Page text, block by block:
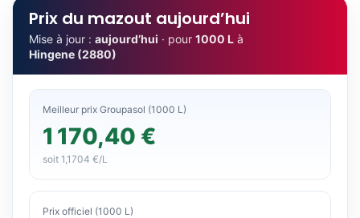
Prix du mazout aujourd’hui
Mise à jour : aujourd’hui · pour 1000 L à
Hingene (2880)
Meilleur prix Groupasol (1000 L)
1 170,40 €
soit 1,1704 €/L
Prix officiel (1000 L)